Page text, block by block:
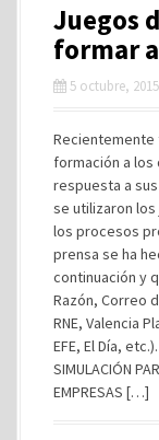
Juegos
formar
5 octubre, 2015
Recientemente
formación a los
respuesta a
se utilizaron
los procesos
prensa se ha
continuación y
Razón, Correo
RNE, Valencia
EFE, El Día,
SIMULACIÓN
EMPRESAS […]